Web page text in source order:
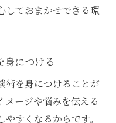
しておまかせできる環
身につける
術を身につけることが
メージや悩みを伝える
すくなるからです。